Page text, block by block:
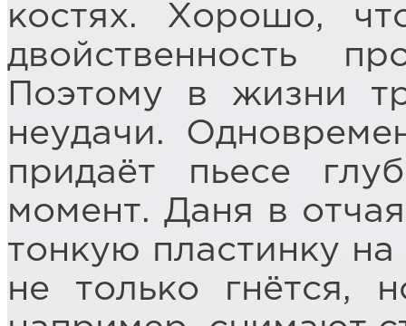
костях. Хорошо,
двойственность
Поэтому в жизни
неудачи.
придаёт пьесе
момент. Даня в
тонкую пластинку
не только гнётся,